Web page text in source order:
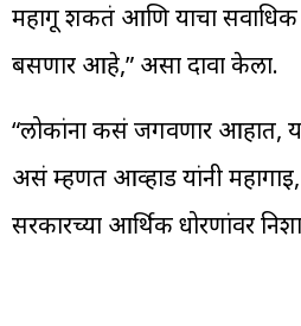
महागू शकतं आणि याचा
बसणार आहे,” असा दावा केला.
“लोकांना कसं जगवणार आहात,
असं म्हणत आव्हाड यांनी
सरकारच्या आर्थिक धोरणांवर